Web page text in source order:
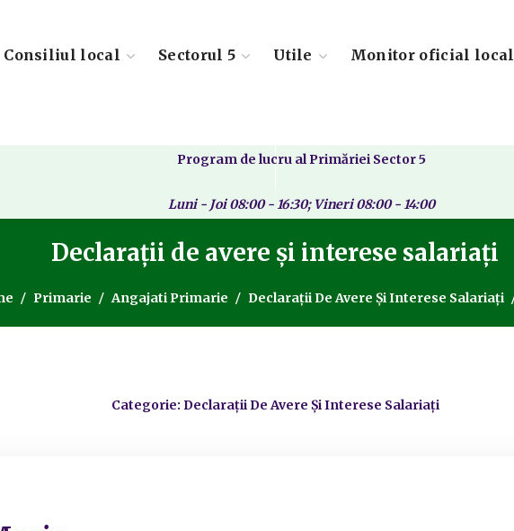
Consiliul local Sectorul 5 Utile Monitor oficial local
Program de lucru al Primăriei Sector 5
Luni - Joi 08:00 - 16:30; Vineri 08:00 - 14:00
Declarații de avere și interese salariați
Primarie Angajati Primarie Declarații De Avere Și Interese Salariați
Categorie: Declarații De Avere Și Interese Salariați